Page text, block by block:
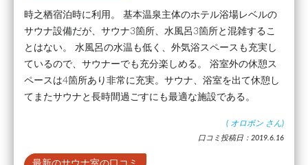
時之栖宿泊時に利用。 基本温泉主体のホテル浴場レベルの
サウナ設備だが、サウナ3箇所、水風呂3箇所と混雑するこ
とはない。 水風呂の水温も低く、外気浴スペースも充実し
ているので、サウナーでも充分楽しめる。 浴室外の休憩ス
ペースは4箇所あり非常に充実。サウナ、浴室を出て休憩し
てまたサウナと長時間過ごすにも最適な施設である。
( オロポン さん)
口コミ投稿日：2019.6.16